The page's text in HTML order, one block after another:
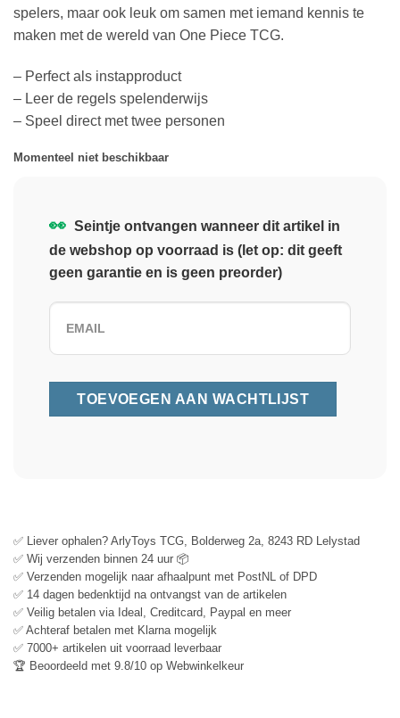
spelers, maar ook leuk om samen met iemand kennis te
maken met de wereld van One Piece TCG.
– Perfect als instapproduct
– Leer de regels spelenderwijs
– Speel direct met twee personen
Momenteel niet beschikbaar
👀 Seintje ontvangen wanneer dit artikel in
de webshop op voorraad is (let op: dit geeft
geen garantie en is geen preorder)
✅ Liever ophalen? ArlyToys TCG, Bolderweg 2a, 8243 RD Lelystad
✅ Wij verzenden binnen 24 uur 📦
✅ Verzenden mogelijk naar afhaalpunt met PostNL of DPD
✅ 14 dagen bedenktijd na ontvangst van de artikelen
✅ Veilig betalen via Ideal, Creditcard, Paypal en meer
✅ Achteraf betalen met Klarna mogelijk
✅ 7000+ artikelen uit voorraad leverbaar
🏆 Beoordeeld met 9.8/10 op Webwinkelkeur